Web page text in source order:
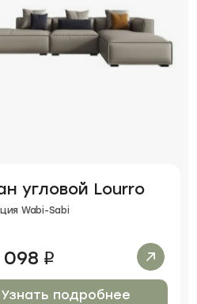
угловой Lourro
Wabi-Sabi
i
Узнать подробнее